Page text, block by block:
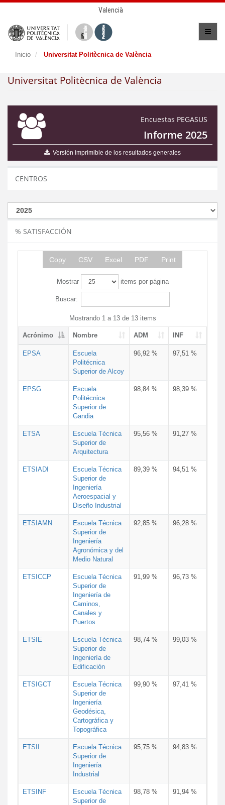
Valencià
Inicio Universitat Politècnica de València
Universitat Politècnica de València
Encuestas PEGASUS
Informe 2025
Versión imprimible de los resultados generales
CENTROS
% SATISFACCIÓN
Copy CSV Excel PDF Print
Mostrar items por página
Buscar:
Mostrando 1 a 13 de 13 items
Acrónimo Nombre ADM INF
EPSA
Escuela
Politécnica
Superior de Alcoy
96,92 % 97,51 %
EPSG
Escuela
Politécnica
Superior de
Gandia
98,84 % 98,39 %
ETSA
Escuela Técnica
Superior de
Arquitectura
95,56 % 91,27 %
ETSIADI
Escuela Técnica
Superior de
Ingeniería
Aeroespacial y
Diseño Industrial
89,39 % 94,51 %
ETSIAMN
Escuela Técnica
Superior de
Ingeniería
Agronómica y del
Medio Natural
92,85 % 96,28 %
ETSICCP
Escuela Técnica
Superior de
Ingeniería de
Caminos,
Canales y
Puertos
91,99 % 96,73 %
ETSIE
Escuela Técnica
Superior de
Ingeniería de
Edificación
98,74 % 99,03 %
ETSIGCT
Escuela Técnica
Superior de
Ingeniería
Geodésica,
Cartográfica y
Topográfica
99,90 % 97,41 %
ETSII
Escuela Técnica
Superior de
Ingeniería
Industrial
95,75 % 94,83 %
ETSINF
Escuela Técnica
Superior de
98,78 % 91,94 %